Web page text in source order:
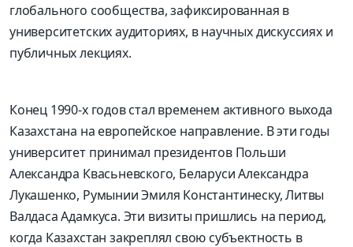
глобального сообщества, зафиксированная в
университетских аудиториях, в научных дискуссиях и
публичных лекциях.
Конец 1990-х годов стал временем активного выхода
Казахстана на европейское направление. В эти годы
университет принимал президентов Польши
Александра Квасьневского, БеларусиАлександра
Лукашенко, РумынииЭмиля Константинеску, Литвы
Валдаса Адамкуса. Эти визиты пришлись на период,
когда Казахстан закреплял свою субъектность в